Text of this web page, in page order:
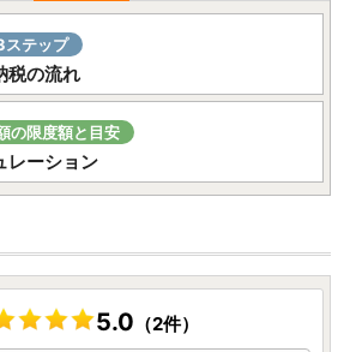
ルアドレス宛にご連絡しています。
ダウンロードすることができます。
い方は、【ワンストップ特例申請書受付
ます。
、配送専門事業者からお届けいたしま
まで目安です。
だいた場合でも、発送の準備の状況によ
ステップ
税の流れ
の限度額と目安
レーション
5.0 （2件）